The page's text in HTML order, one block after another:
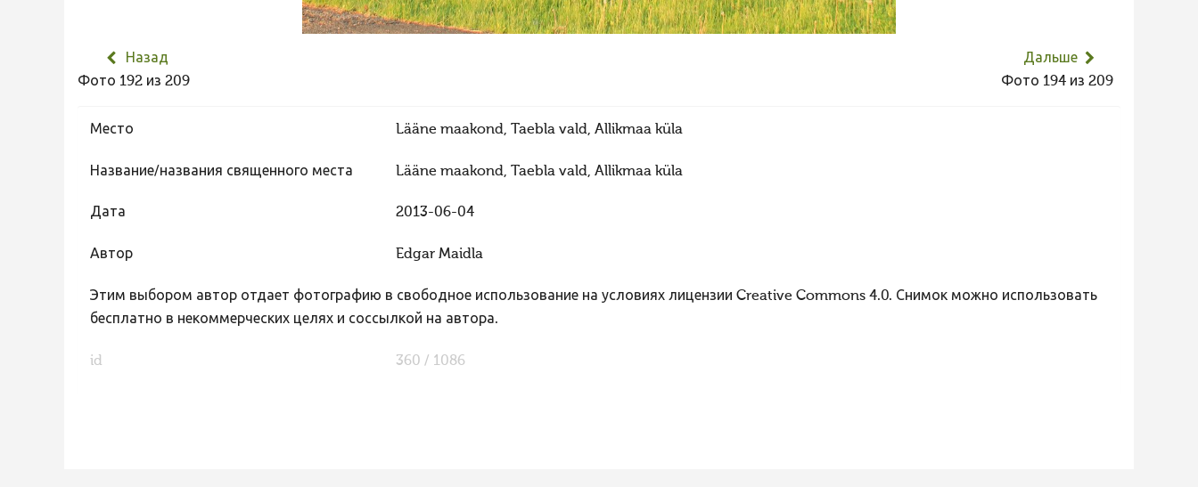
Назад
Фото 192 из 209
Дальше
Фото 194 из 209
Место Lääne maakond, Taebla vald, Allikmaa küla
Название/названия священного места Lääne maakond, Taebla vald, Allikmaa küla
Дата 2013-06-04
Автор Edgar Maidla
Этим выбором автор отдает фотографию в свободное использование на условиях лицензии Creative Commons 4.0. Снимок можно использовать
бесплатно в некоммерческих целях и соссылкой на автора.
id 360 / 1086